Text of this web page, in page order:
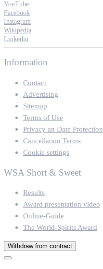
YouTube
Facebook
Instagram
Wikipedia
Linkedin
Information
Contact
Advertising
Sitemap
Terms of Use
Privacy an Date Protection
Cancellation Terms
Cookie settings
WSA Short & Sweet
Results
Award presentation video
Online-Guide
The World-Spirits Award
Withdraw from contract